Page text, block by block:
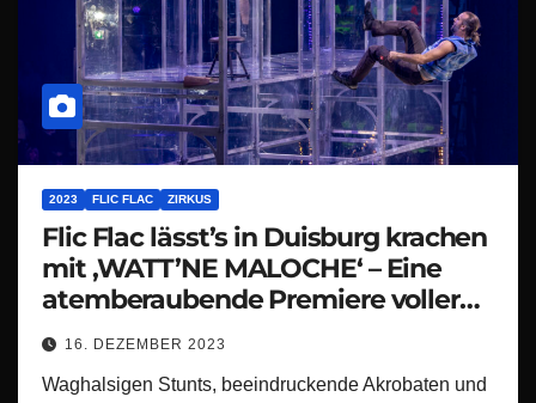
2023 FLIC FLAC ZIRKUS
Flic Flac lässt’s in Duisburg krachen
mit ‚WATT’NE MALOCHE‘ – Eine
atemberaubende Premiere voller
Nervenkitzel und Hochspannung!“
16. DEZEMBER 2023
Waghalsigen Stunts, beeindruckende Akrobaten und